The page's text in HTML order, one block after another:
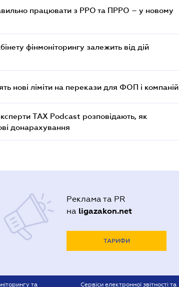
працювати з РРО та ПРРО – у новому
фінмоніторингу залежить від дій
нові ліміти на перекази для ФОП і компаній
TAX Podcast розповідають, як
донарахування
Реклама та PR
на ligazakon.net
ТАРИФИ
та Сервіси електронної звітності та